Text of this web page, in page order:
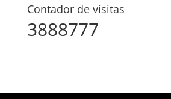
Contador de visitas
3888777